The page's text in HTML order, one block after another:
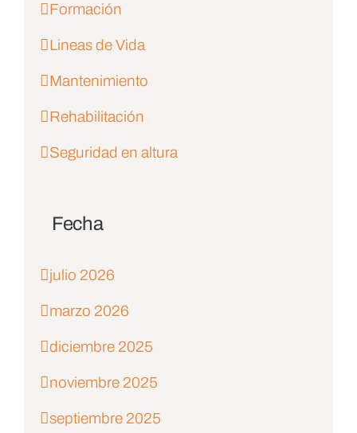
Formación
Lineas de Vida
Mantenimiento
Rehabilitación
Seguridad en altura
Fecha
julio 2026
marzo 2026
diciembre 2025
noviembre 2025
septiembre 2025